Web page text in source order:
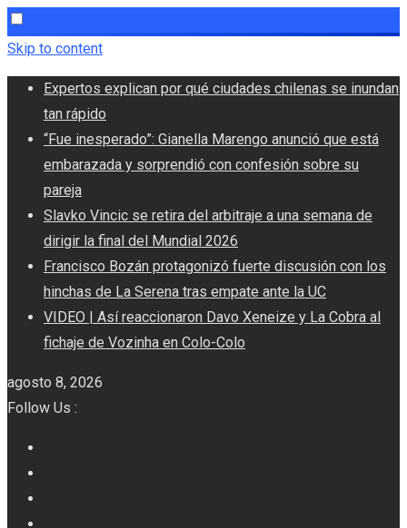
Skip to content
Expertos explican por qué ciudades chilenas se inundan
tan rápido
“Fue inesperado”: Gianella Marengo anunció que está
embarazada y sorprendió con confesión sobre su
pareja
Slavko Vincic se retira del arbitraje a una semana de
dirigir la final del Mundial 2026
Francisco Bozán protagonizó fuerte discusión con los
hinchas de La Serena tras empate ante la UC
VIDEO | Así reaccionaron Davo Xeneize y La Cobra al
fichaje de Vozinha en Colo-Colo
agosto 8, 2026
Follow Us :